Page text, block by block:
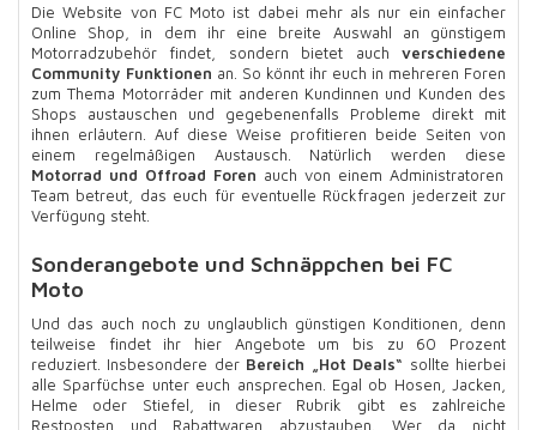
Die Website von FC Moto ist dabei mehr als nur ein einfacher
Online Shop, in dem ihr eine breite Auswahl an günstigem
Motorradzubehör findet, sondern bietet auch verschiedene
Community Funktionen an. So könnt ihr euch in mehreren Foren
zum Thema Motorräder mit anderen Kundinnen und Kunden des
Shops austauschen und gegebenenfalls Probleme direkt mit
ihnen erläutern. Auf diese Weise profitieren beide Seiten von
einem regelmäßigen Austausch. Natürlich werden diese
Motorrad und Offroad Foren auch von einem Administratoren
Team betreut, das euch für eventuelle Rückfragen jederzeit zur
Verfügung steht.
Sonderangebote und Schnäppchen bei FC
Moto
Und das auch noch zu unglaublich günstigen Konditionen, denn
teilweise findet ihr hier Angebote um bis zu 60 Prozent
reduziert. Insbesondere der Bereich „Hot Deals“ sollte hierbei
alle Sparfüchse unter euch ansprechen. Egal ob Hosen, Jacken,
Helme oder Stiefel, in dieser Rubrik gibt es zahlreiche
Restposten und Rabattwaren abzustauben. Wer da nicht